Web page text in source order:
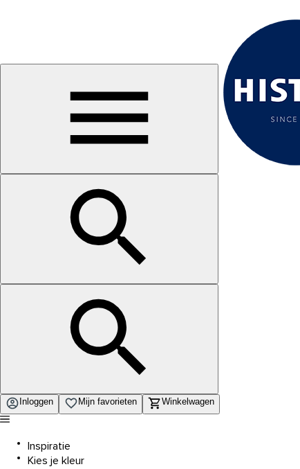
Inloggen Mijn favorieten Winkelwagen
Inspiratie
Kies je kleur